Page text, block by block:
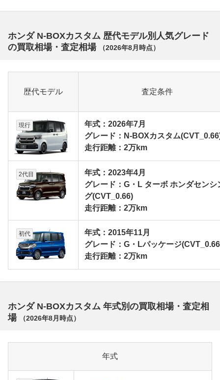
ホンダ N-BOXカスタム 歴代モデル別人気グレード
の買取相場・査定相場
（2026年8月 時点）
歴代モデル 査定条件
現行
年式：2026年7月
グレード：N-BOXカスタム
走行距離：2万km
2代目
年式：2023年4月
グレード：G・L ターボ ホンダセンシ
グ(CVT_0.66)
走行距離：2万km
初代
年式：2015年11月
グレード：G・Lパッケージ
走行距離：2万km
ホンダ N-BOXカスタム 年式別の買取相場・査定相
場
（2026年8月 時点）
年式